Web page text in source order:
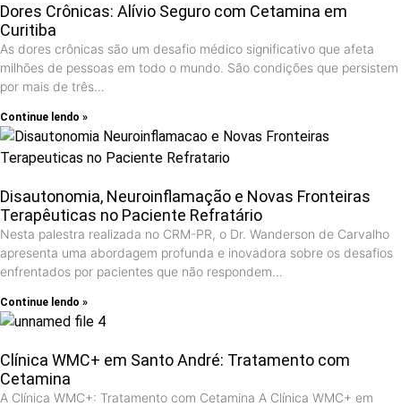
Dores Crônicas: Alívio Seguro com Cetamina em
Curitiba
As dores crônicas são um desafio médico significativo que afeta
milhões de pessoas em todo o mundo. São condições que persistem
por mais de três…
Continue lendo »
Disautonomia, Neuroinflamação e Novas Fronteiras
Terapêuticas no Paciente Refratário
Nesta palestra realizada no CRM-PR, o Dr. Wanderson de Carvalho
apresenta uma abordagem profunda e inovadora sobre os desafios
enfrentados por pacientes que não respondem…
Continue lendo »
Clínica WMC+ em Santo André: Tratamento com
Cetamina
A Clínica WMC+: Tratamento com Cetamina A Clínica WMC+ em